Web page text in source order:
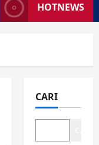
HOTNEWS
CARI